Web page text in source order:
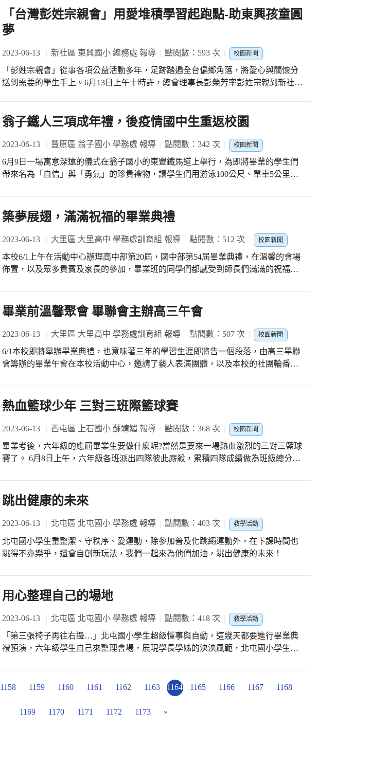
另一面，看見爸爸們百發百中的美技，看見媽媽們奮不顧身爭球精神，看見孩子們
遇強更強、遇弱則偷偷示弱放水給女老師們的可愛模樣，看見場邊最熱情的啦啦隊
用力揮舞彩球，美好的球賽，每一位都是最終贏家。 賽後當然要好好享用大西瓜
了，清甜可口的美味西瓜讓每個在場的親師生吃在嘴裡，甜在心裡。
「台灣彭姓宗親會」用愛堆積學習起跑點-助東興孩童圓
夢
2023-06-13 新社區 東興國小 總務處 報導 點閱數：593 次 校園新聞
「彭姓宗親會」從事各項公益活動多年，足跡踏遍全台偏鄉角落，將愛心與關懷分
送到需要的學生手上。6月13日上午十時許，總會理事長彭榮芳率彭姓宗親到新社區
人，將愛心送到東興國小，捐贈每生五百元獎學金，受惠學童有42名，「彭姓宗親
健。 首先，五甲學生以太鼓迎賓，小鼓手透過締鼓與宮鼓不同的音域充分展現了力
與美的結合，孩子的自信心與笑容充分展現在臉上；整場的貴賓與師生熱烈鼓掌，
歡呼聲連連。 待捐贈儀式完成後，彭榮芳總會理事長親切的跟小朋友說故事：兩百
並發揮宗親互助精神，以興辦公益慈善事業為宗旨，落實照顧優秀清寒學生，獎勵
康、安全、快樂的兒童成長環境。 校友彭雪官理事長也鼓勵學弟妹：除認真學習，
不畏逆境，更要力爭上游，將來有能力時要回饋社會，分享愛與關懷。 廖梅芳校長
也勉勵學生，要懂得感恩惜福，學習愛與關懷並幫助別人，希望孩子們能將這份溫
行人開心地參觀東興校園，「哇！獨角仙出來迎接客人了，好豐富的生態環境。」
「鳳凰花開得正燦爛，在這麼美麗校園裡學習的孩子，好幸福。」「東興的孩子很
有禮貌」「東興的孩子不只太鼓打得好，扯鈴也一級棒！」 相信這一份愛心公益與
溫暖的鼓勵，已經傳達到每個孩子的心中，也希望這一份善的循環，能讓弱勢孩子
增添一份勇氣，帶著愛展開「冒險」與「體驗」的學習旅程。
翁子鐵人三項成年禮，後疫情國中生重返校園
2023-06-13 豐原區 翁子國小 學務處 報導 點閱數：342 次 校園新聞
6月9日一場寓意深遠的儀式在翁子國小的東豐鐵馬道上舉行，為即將畢業的學生們
帶來名為「自信」與「勇氣」的珍貴禮物，讓學生們用游泳100公尺、單車5公里和
些努力和汗水，不僅是為了通過一個考驗，更是為了對自己說：「我可以的！」 在
這個特別的夜晚，球場上彌漫著歡樂和感動的氛圍。家長們為孩子們頒發獎項，為
他們六年來的成長和努力親自見證。 在過去的三年裡，我們經歷了一場生活的翻天
覆地的變遷。新冠肺炎疫情席捲而來，學校被迫停課不停學，連帶著過去三年的畢
業典禮也無法如期舉行。然而，也在今晚，我們召回了國一、國二、國三的翁子畢
業生，共聚校園，共享授獎儀式，還有烤豬宴，奪回失去的畢業典禮。那種久違的
築夢展翅，滿滿祝福的畢業典禮
2023-06-13 大里區 大里高中 學務處訓育組 報導 點閱數：512 次 校園新聞
本校6/1上午在活動中心辦理高中部第20屆，國中部第54屆畢業典禮，在溫馨的會場
佈置，以及眾多貴賓及家長的參加，畢業班的同學們都感受到師長們滿滿的祝福，
畢業前溫馨聚會 畢聯會主辦高三午會
2023-06-13 大里區 大里高中 學務處訓育組 報導 點閱數：507 次 校園新聞
6/1本校即將舉辦畢業典禮，也意味著三年的學習生涯即將告一個段落，由高三畢聯
會籌辦的畢業午會在本校活動中心，邀請了藝人表演團體，以及本校的社團輪番上
熱血籃球少年 三對三班際籃球賽
2023-06-13 西屯區 上石國小 蘇靖媚 報導 點閱數：368 次 校園新聞
畢業考後，六年級的應屆畢業生要做什麼呢?當然是要來一場熱血激烈的三對三籃球
賽了。 6月8日上午，六年級各班派出四隊彼此廝殺，累積四隊成績做為班級總分，
最終，果然不負眾望由臺中市普及化籃球冠軍的601班拔得頭籌，奪下桂冠。 在揮
汗如雨的球場上，雖然彼此是激烈的競爭者，但上石的孩子就是這麼有運動家精
神，即便是對手跌倒，也不忘立即伸出援手，將對方拉起，再繼續球賽。而不管輸
贏，場邊啦啦隊加油聲，未曾停過，只有鼓勵，沒有指責，這是一場君子之爭，是
一場值得大家喝采的競賽。
跳出健康的未來
2023-06-13 北屯區 北屯國小 學務處 報導 點閱數：403 次 教學活動
北屯國小學生重整潔、守秩序、愛運動，除參加普及化跳繩運動外，在下課時間也
跳得不亦樂乎，還會自創新玩法，我們一起來為他們加油，跳出健康的未來！
用心整理自己的場地
2023-06-13 北屯區 北屯國小 學務處 報導 點閱數：418 次 教學活動
「第三張椅子再往右邊…」北屯國小學生超級懂事與自動，這幾天都要進行畢業典
禮預演，六年級學生自己來整理會場，展現學長學姊的泱泱風範，北屯國小學生真
1158 1159 1160 1161 1162 1163 1164 1165 1166 1167 1168
1169 1170 1171 1172 1173 »